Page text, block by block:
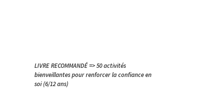
LIVRE RECOMMANDÉ => 50 activités
bienveillantes pour renforcer la confiance en
soi (6/12 ans)